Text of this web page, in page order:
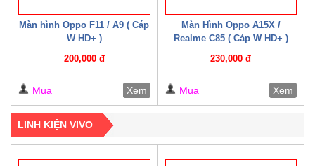
Màn hình Oppo F11 / A9 ( Cáp
W HD+ )
200,000 đ
Mua Xem
Màn Hình Oppo A15X /
Realme C85 ( Cáp W HD+ )
230,000 đ
Mua Xem
LINH KIỆN VIVO